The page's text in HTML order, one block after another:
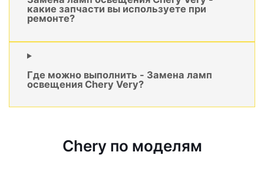
какие запчасти вы используете при
ремонте?
Где можно выполнить - Замена ламп
освещения Chery Very?
Chery по моделям